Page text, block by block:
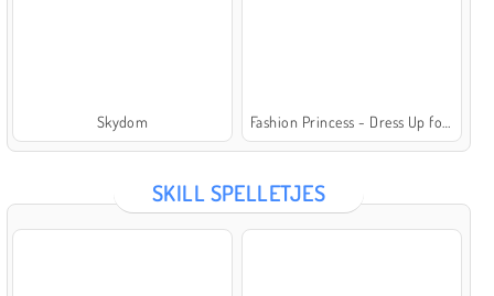
Skydom Fashion Princess - Dress Up for Girls
SKILL SPELLETJES